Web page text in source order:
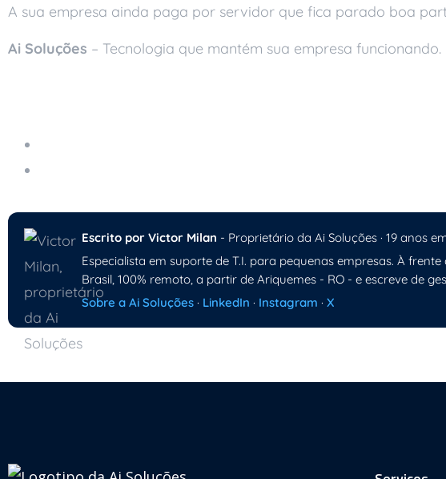
A sua empresa ainda paga por servidor que fica parado boa
Ai Soluções – Tecnologia que mantém sua empresa funcionando.
Escrito por Victor Milan - Proprietário da Ai Soluções · 19 anos
Especialista em suporte de T.I. para pequenas empresas. À
Brasil, 100% remoto, a partir de Ariquemes - RO - e escreve de
Sobre a Ai Soluções · LinkedIn · Instagram · X